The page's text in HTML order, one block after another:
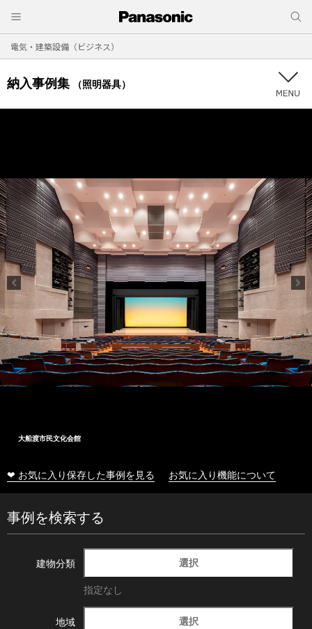
電気・建築設備（ビジネス）
納入事例集 （照明器具）
大船渡市民文化会館
❤ お気に入り保存した事例を見る お気に入り機能について
事例を検索する
建物分類 選択
指定なし
地域 選択